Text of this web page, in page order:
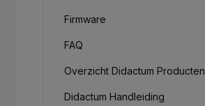
Firmware
FAQ
Overzicht Didactum Producten
Didactum Handleiding